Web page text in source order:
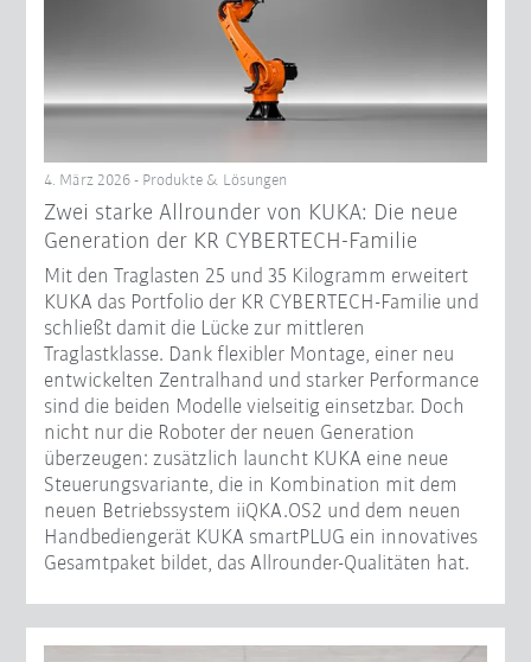
4. März 2026 - Produkte & Lösungen
Zwei starke Allrounder von KUKA: Die neue
Generation der KR CYBERTECH-Familie
Mit den Traglasten 25 und 35 Kilogramm erweitert
KUKA das Portfolio der KR CYBERTECH-Familie und
schließt damit die Lücke zur mittleren
Traglastklasse. Dank flexibler Montage, einer neu
entwickelten Zentralhand und starker Performance
sind die beiden Modelle vielseitig einsetzbar. Doch
nicht nur die Roboter der neuen Generation
überzeugen: zusätzlich launcht KUKA eine neue
Steuerungsvariante, die in Kombination mit dem
neuen Betriebssystem iiQKA.OS2 und dem neuen
Handbediengerät KUKA smartPLUG ein innovatives
Gesamtpaket bildet, das Allrounder-Qualitäten hat.